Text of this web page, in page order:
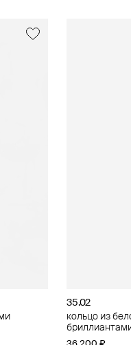
35.02
кольцо из
35.02
колье из
22 800 ₽ 28
Lovelavka
кольцо из
36 900 ₽ 41
Aloud
незамкнутое
3 150 ₽ 3 500